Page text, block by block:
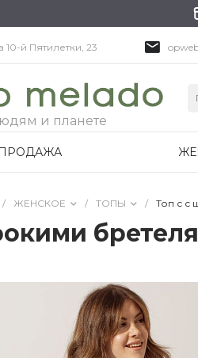
й Пятилетки, 23
и планете
/ ЖЕНСКОЕ / ТОПЫ / Топ с с